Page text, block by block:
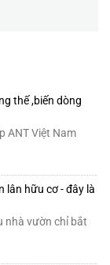
thế ,biến dòng
ANT Việt Nam
lân hữu cơ - đây là
nhà vườn chỉ bắt